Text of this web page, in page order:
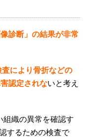
診断」の結果が非常
により骨折などの
認定されないと考え
組織の異常を確認す
するための検査で